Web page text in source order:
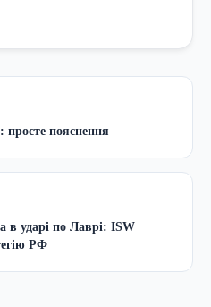
пояснення
в ударі по Лаврі: ISW
РФ